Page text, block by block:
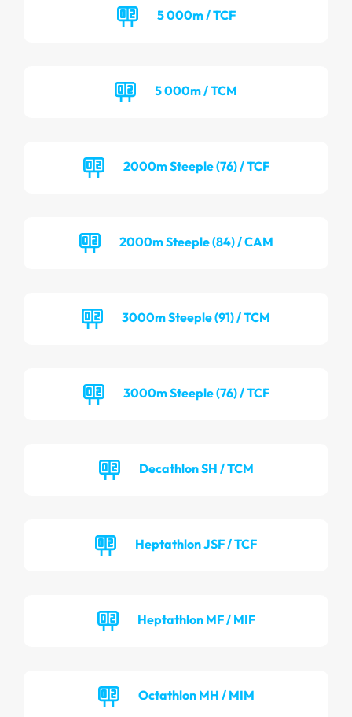
5 000m / TCF
5 000m / TCM
2000m Steeple (76) / TCF
2000m Steeple (84) / CAM
3000m Steeple (91) / TCM
3000m Steeple (76) / TCF
Decathlon SH / TCM
Heptathlon JSF / TCF
Heptathlon MF / MIF
Octathlon MH / MIM